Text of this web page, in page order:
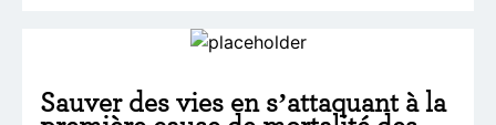
Sauver des vies en s’attaquant à la